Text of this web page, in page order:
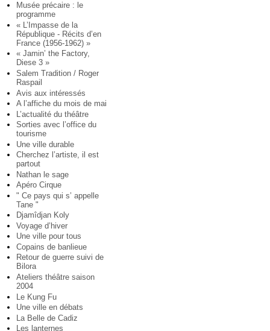
Musée précaire : le
programme
« L’Impasse de la
République - Récits d’en
France (1956-1962) »
« Jamin’ the Factory,
Diese 3 »
Salem Tradition / Roger
Raspail
Avis aux intéressés
A l’affiche du mois de mai
L’actualité du théâtre
Sorties avec l’office du
tourisme
Une ville durable
Cherchez l’artiste, il est
partout
Nathan le sage
Apéro Cirque
" Ce pays qui s’ appelle
Tane "
Djamîdjan Koly
Voyage d’hiver
Une ville pour tous
Copains de banlieue
Retour de guerre suivi de
Bilora
Ateliers théâtre saison
2004
Le Kung Fu
Une ville en débats
La Belle de Cadiz
Les lanternes